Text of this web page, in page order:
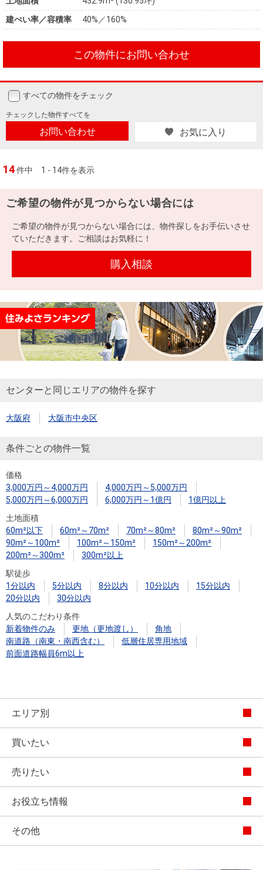
建ぺい率／容積率
40%／160%
この物件にお問い合わせ
すべての物件をチェック
チェックした物件すべてを
お問い合わせ お気に入り
14件中 1 - 14件を表示
ご希望の物件が見つからない場合には
ご希望の物件が見つからない場合には、物件探しをお手伝いさせ
ていただきます。ご相談はお気軽に！
購入相談
センターと同じエリアの物件を探す
大阪府 大阪市中央区
条件ごとの物件一覧
価格
3,000万円～4,000万円
4,000万円～5,000万円
5,000万円～6,000万円
6,000万円～1億円
1億円以上
土地面積
60m²以下
60m²～70m² 70m²～80m²
80m²～90m²
90m²～100m²
100m²～150m²
150m²～200m²
200m²～300m²
300m²以上
駅徒歩
1分以内
5分以内 8分以内 10分以内
15分以内
20分以内
30分以内
人気のこだわり条件
新着物件のみ
更地（更地渡し）
角地
南道路（南東・南西含む）
低層住居専用地域
前面道路幅員6m以上
エリア別
買いたい
売りたい
お役立ち情報
その他